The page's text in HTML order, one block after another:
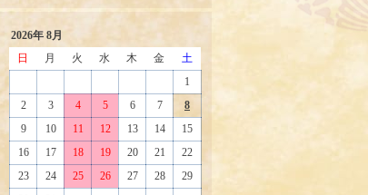
2026年 8月
日
月 火 水 木 金
土
1
2
3 4 5 6 7
8
9
10 11 12 13 14
15
16
17 18 19 20 21
22
23
24 25 26 27 28
29